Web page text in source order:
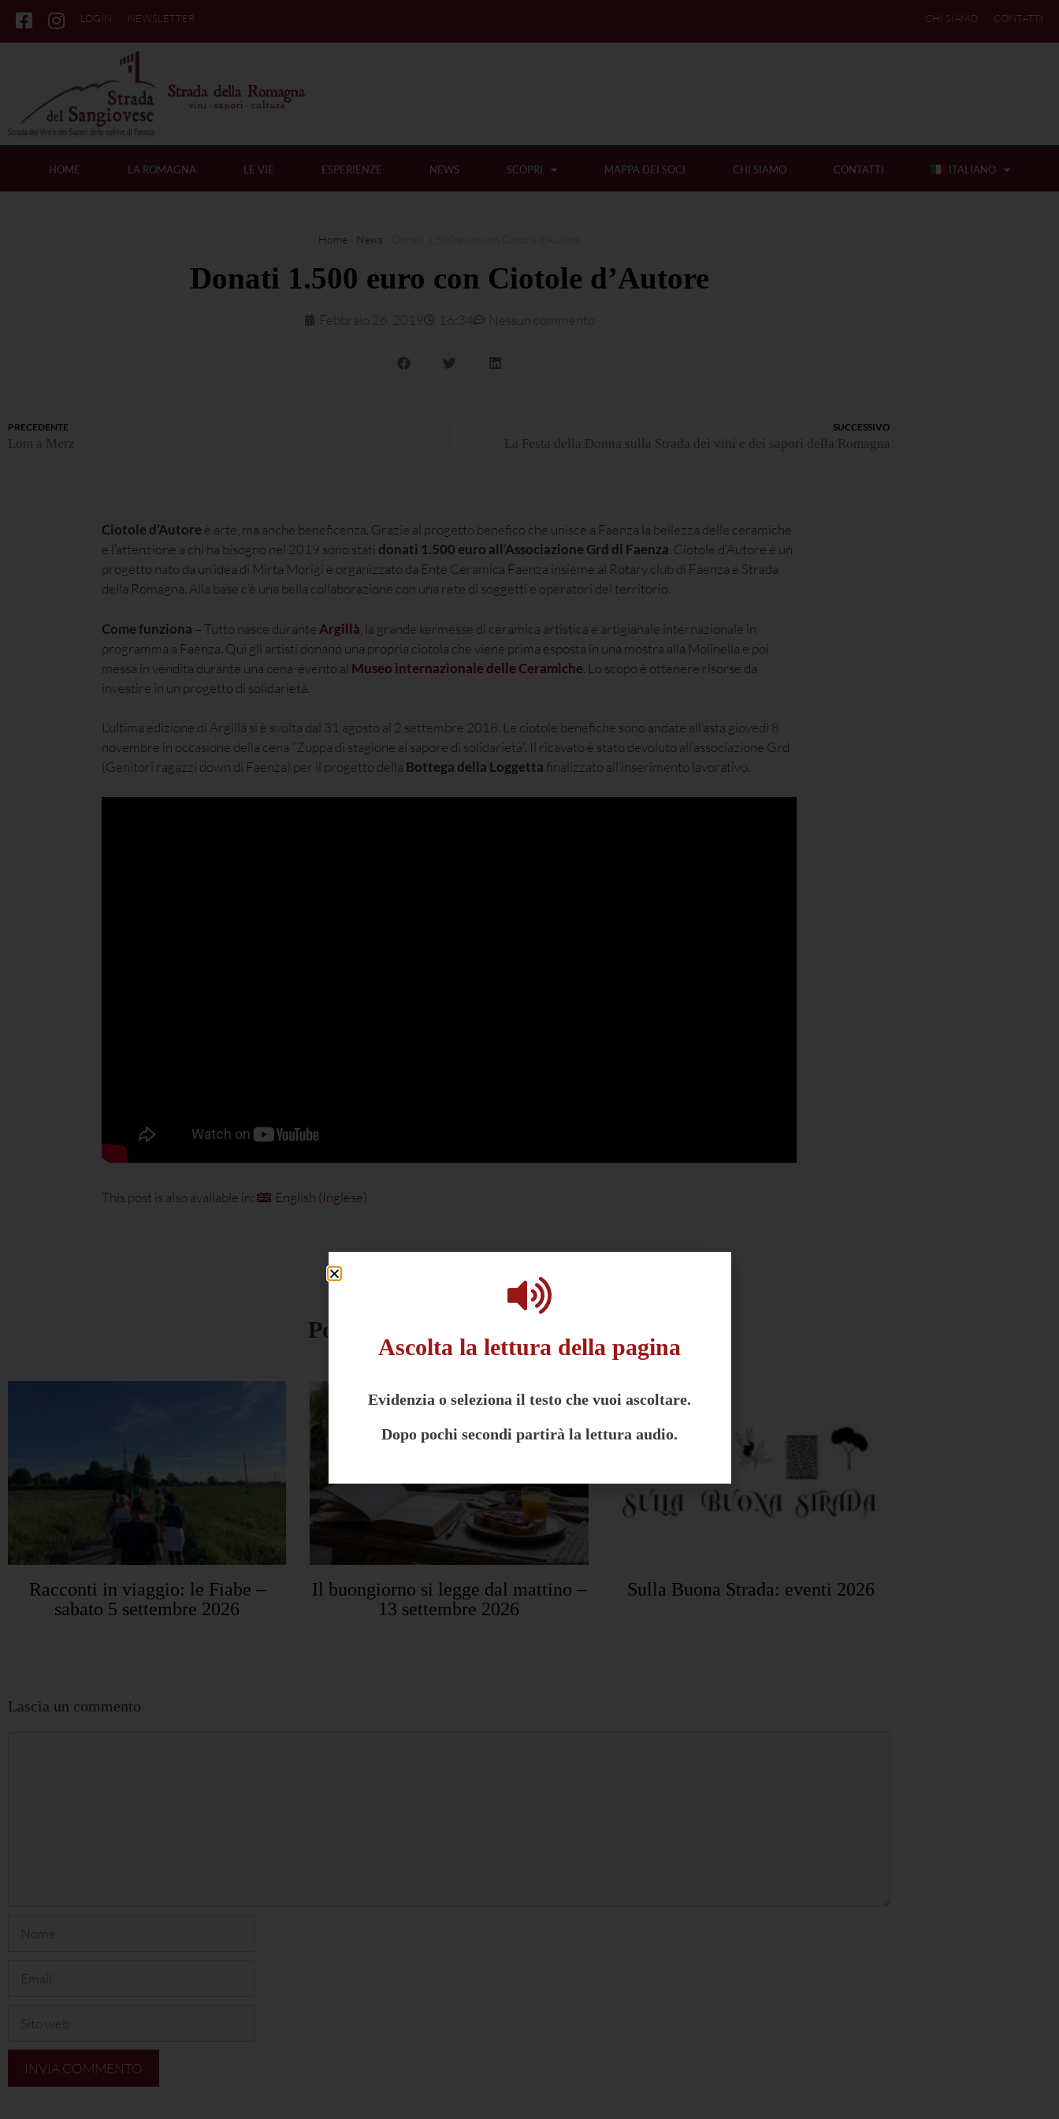
CHI SIAMO CONTATTI
LOGIN NEWSLETTER
HOME LA ROMAGNA LE VIE ESPERIENZE NEWS SCOPRI MAPPA DEI SOCI CHI SIAMO CONTATTI ITALIANO
Home News
Donati 1.500 euro con Ciotole d’Autore
Febbraio 26, 2019 16:34 Nessun commento
PRECEDENTE
Lom a Merz
SUCCESSIVO
La Festa della Donna sulla Strada dei vini e dei sapori della Romagna
Ciotole d’Autore è arte, ma anche beneficenza. Grazie al progetto benefico che unisce a Faenza la bellezza delle ceramiche
e l’attenzione a chi ha bisogno nel 2019 sono stati donati 1.500 euro all’Associazione Grd di Faenza. Ciotole d’Autore è un
progetto nato da un’idea di Mirta Morigi e organizzato da Ente Ceramica Faenza insieme al Rotary club di Faenza e Strada
della Romagna. Alla base c’è una bella collaborazione con una rete di soggetti e operatori del territorio.
Come funziona – Tutto nasce durante Argillà , la grande kermesse di ceramica artistica e artigianale internazionale in
programma a Faenza. Qui gli artisti donano una propria ciotola che viene prima esposta in una mostra alla Molinella e poi
messa in vendita durante una cena-evento al Museo internazionale delle Ceramiche. Lo scopo è ottenere risorse da
investire in un progetto di solidarietà.
L’ultima edizione di Argillà si è svolta dal 31 agosto al 2 settembre 2018. Le ciotole benefiche sono andate all’asta giovedì 8
novembre in occasione della cena “Zuppa di stagione al sapore di solidarietà”. Il ricavato è stato devoluto all’associazione Grd
(Genitori ragazzi down di Faenza) per il progetto della Bottega della Loggetta finalizzato all’inserimento lavorativo.
This post is also available in: English (Inglese)
Potrebbe interessarti anche:
Racconti in viaggio: le Fiabe –
sabato 5 settembre 2026
Il buongiorno si legge dal mattino –
13 settembre 2026
Sulla Buona Strada: eventi 2026
Lascia un commento
Ascolta la lettura della pagina
Evidenzia o seleziona il testo che vuoi ascoltare.
Dopo pochi secondi partirà la lettura audio.